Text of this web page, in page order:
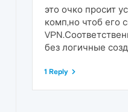
это очко просит
комп,но чтоб его
без логичные
1 Reply